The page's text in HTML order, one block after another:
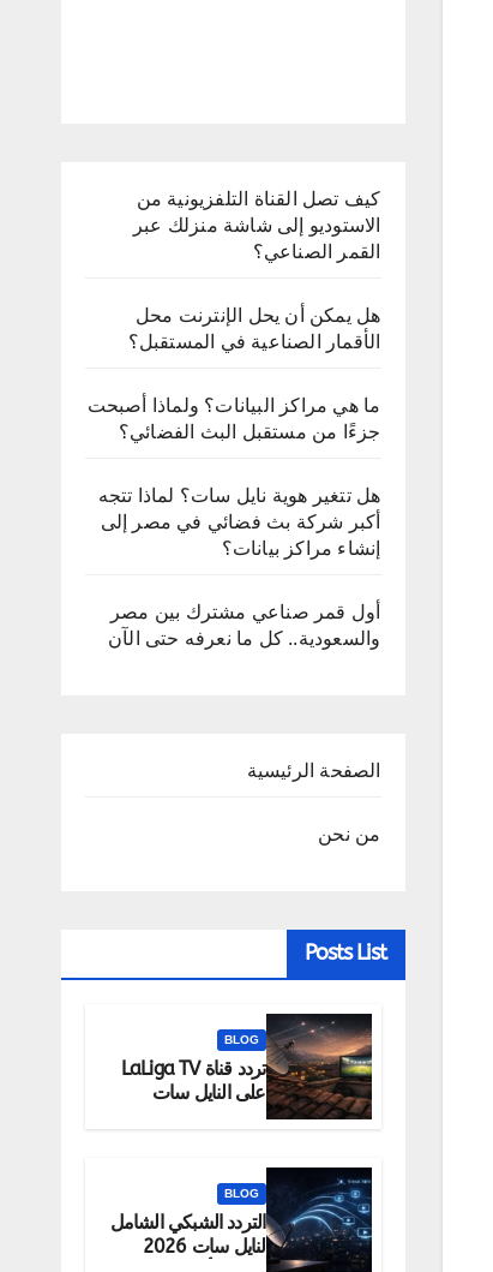
كيف تصل القناة التلفزيونية من
الاستوديو إلى شاشة منزلك عبر
القمر الصناعي؟
هل يمكن أن يحل الإنترنت محل
الأقمار الصناعية في المستقبل؟
ما هي مراكز البيانات؟ ولماذا أصبحت
جزءًا من مستقبل البث الفضائي؟
هل تتغير هوية نايل سات؟ لماذا تتجه
أكبر شركة بث فضائي في مصر إلى
إنشاء مراكز بيانات؟
أول قمر صناعي مشترك بين مصر
والسعودية.. كل ما نعرفه حتى الآن
الصفحة الرئيسية
من نحن
Posts List
BLOG
تردد قناة LaLiga TV
على النايل سات
BLOG
التردد الشبكي الشامل
لنايل سات 2026